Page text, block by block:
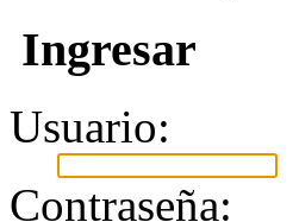
Ingresar
Usuario:
Contraseña: